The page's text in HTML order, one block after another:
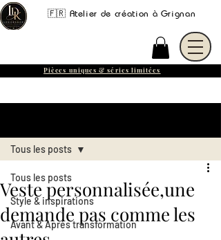
🇫🇷 Atelier de création à Grignan
Pièces uniques & séries limitées
Tous les posts
Style & inspirations
Avant & Après transformation
Tous les posts
Veste personnalisée,une
demande pas comme les